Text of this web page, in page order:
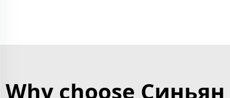
Why choose Синьян